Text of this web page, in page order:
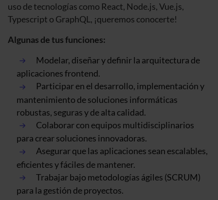
uso de tecnologías como React, Node.js, Vue.js,
Typescript o GraphQL, ¡queremos conocerte!
Algunas de tus funciones:
Modelar, diseñar y definir la arquitectura de
aplicaciones frontend.
Participar en el desarrollo, implementación y
mantenimiento de soluciones informáticas
robustas, seguras y de alta calidad.
Colaborar con equipos multidisciplinarios
para crear soluciones innovadoras.
Asegurar que las aplicaciones sean escalables,
eficientes y fáciles de mantener.
Trabajar bajo metodologías ágiles (SCRUM)
para la gestión de proyectos.